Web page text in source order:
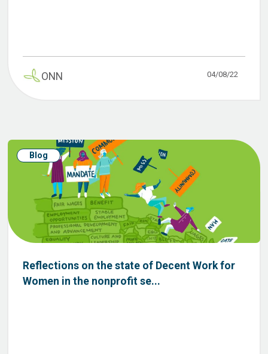
ONN 04/08/22
Blog
Reflections on the state of Decent Work for
Women in the nonprofit se...